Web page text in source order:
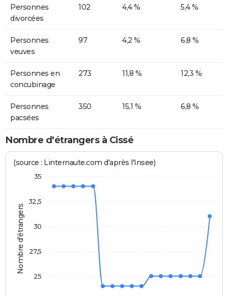
Personnes
divorcées
102 4,4 % 5,4 %
Personnes
veuves
97 4,2 % 6,8 %
Personnes en
concubinage
273 11,8 % 12,3 %
Personnes
pacsées
350 15,1 % 6,8 %
Nombre d'étrangers à Cissé
Nombre d'étrangers
(source : Linternaute.com d'après l'Insee)
25
27,5
30
32,5
35